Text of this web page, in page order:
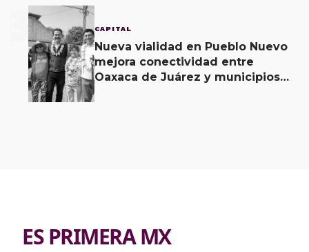
3 CAPITAL
Nueva vialidad en Pueblo Nuevo
mejora conectividad entre
Oaxaca de Juárez y municipios
ES PRIMERA MX